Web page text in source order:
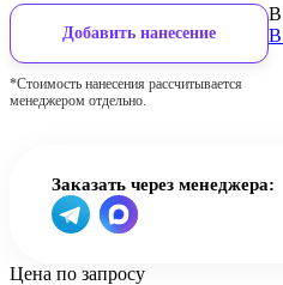
Добавить нанесение
*Стоимость нанесения рассчитывается
менеджером отдельно.
В
В
Заказать через менеджера:
Цена по запросу